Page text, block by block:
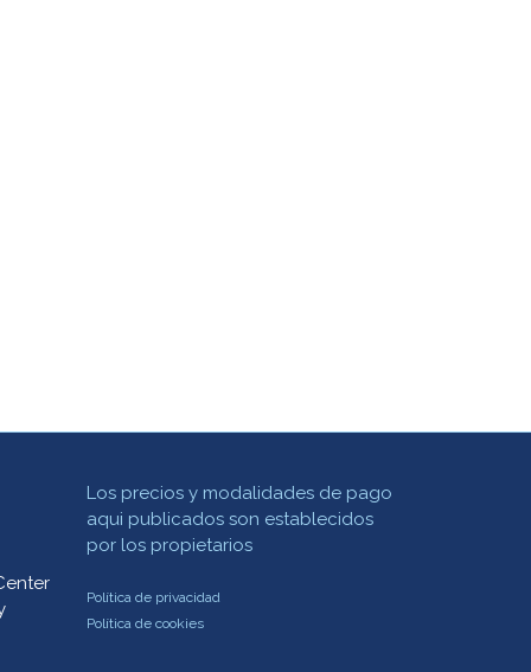
Los precios y modalidades de pago
aqui publicados son establecidos
por los propietarios
Política de privacidad
Política de cookies